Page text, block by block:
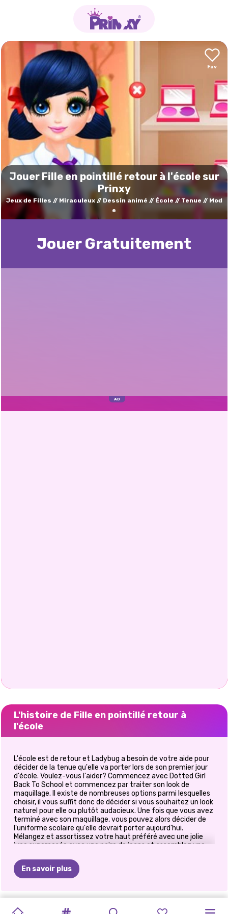
Jouer Fille en pointillé retour à l'école sur
Prinxy
Jeux de Filles Miraculeux Dessin animé École Tenue
Mod
e
Jouer Gratuitement
L'histoire de Fille en pointillé retour à
l'école
L'école est de retour et Ladybug a besoin de votre aide pour
décider de la tenue qu'elle va porter lors de son premier jour
d'école. Voulez-vous l'aider? Commencez avec Dotted Girl
Back To School et commencez par traiter son look de
maquillage. Il existe de nombreuses options parmi lesquelles
choisir, il vous suffit donc de décider si vous souhaitez un look
naturel pour elle ou plutôt audacieux. Une fois que vous avez
terminé avec son maquillage, vous pouvez alors décider de
l'uniforme scolaire qu'elle devrait porter aujourd'hui.
Mélangez et assortissez votre haut préféré avec une jolie
jupe superposée avec une paire de jeans et assemblez une
accessoirisez son look avec des chaussures, des bijoux et un
sac d'école à la mode, et n'oubliez pas de coiffer également
ses cheveux. Passez un bon moment à jouer à Dotted Girl
En savoir plus
ELLIE
PRINCESSES PRINCESSES
PRINCESSE NOUVELLE PRINCESSES